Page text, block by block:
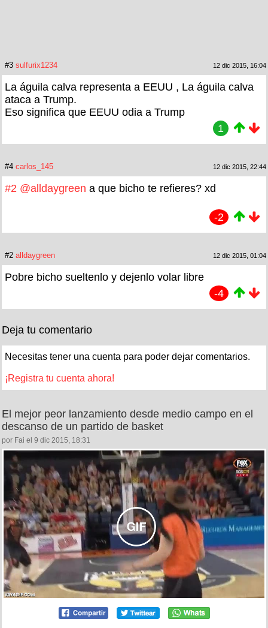
#3 sulfurix1234 12 dic 2015, 16:04
La águila calva representa a EEUU , La águila calva
ataca a Trump.
Eso significa que EEUU odia a Trump
1
#4 carlos_145 12 dic 2015, 22:44
#2 @alldaygreen a que bicho te refieres? xd
-2
#2 alldaygreen 12 dic 2015, 01:04
Pobre bicho sueltenlo y dejenlo volar libre
-4
Deja tu comentario
Necesitas tener una cuenta para poder dejar comentarios.
¡Registra tu cuenta ahora!
El mejor peor lanzamiento desde medio campo en el
descanso de un partido de basket
por Fai el 9 dic 2015, 18:31